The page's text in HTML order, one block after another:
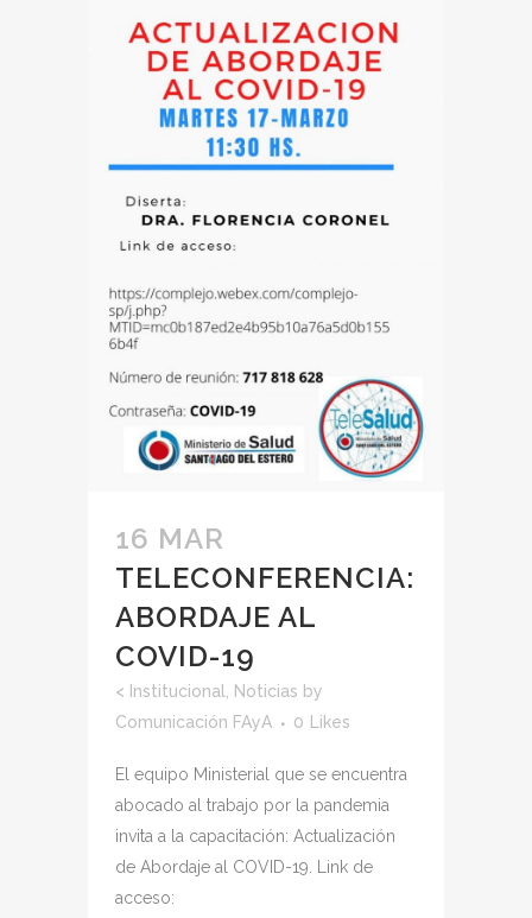
16 MAR
TELECONFERENCIA:
ABORDAJE AL
COVID-19
< Institucional Noticias by
Comunicación FAyA
0 Likes
El equipo Ministerial que se encuentra
abocado al trabajo por la pandemia
invita a la capacitación: Actualización
de Abordaje al COVID-19. Link de
acceso: